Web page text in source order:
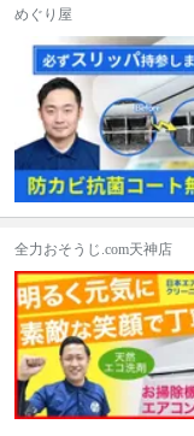
めぐり屋
全力おそうじ.com天神店